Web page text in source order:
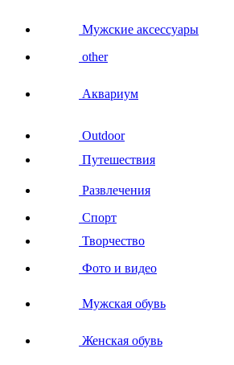
Мужские аксессуары
other
Аквариум
Outdoor
Путешествия
Развлечения
Спорт
Творчество
Фото и видео
Мужская обувь
Женская обувь